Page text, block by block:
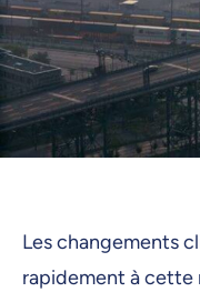
Les changements
rapidement à cette